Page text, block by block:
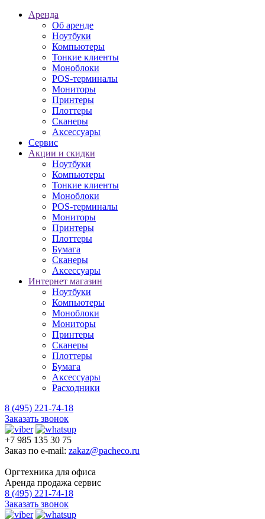
Аренда
Об аренде
Ноутбуки
Компьютеры
Тонкие клиенты
Моноблоки
POS-терминалы
Мониторы
Принтеры
Плоттеры
Сканеры
Аксессуары
Сервис
Акции и скидки
Ноутбуки
Компьютеры
Тонкие клиенты
Моноблоки
POS-терминалы
Мониторы
Принтеры
Плоттеры
Бумага
Сканеры
Аксессуары
Интернет магазин
Ноутбуки
Компьютеры
Моноблоки
Мониторы
Принтеры
Сканеры
Плоттеры
Бумага
Аксессуары
Расходники
8 (495) 221-74-18
Заказать звонок
+7 985 135 30 75
Заказ по e-mail: zakaz@pacheco.ru
Оргтехника для офиса
Аренда продажа сервис
8 (495) 221-74-18
Заказать звонок